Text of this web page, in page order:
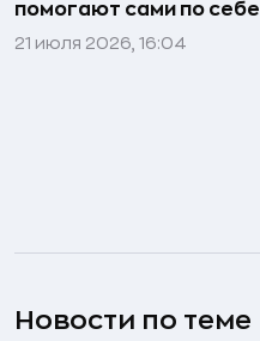
помогают сами по себе
21 июля 2026, 16:04
Новости по теме